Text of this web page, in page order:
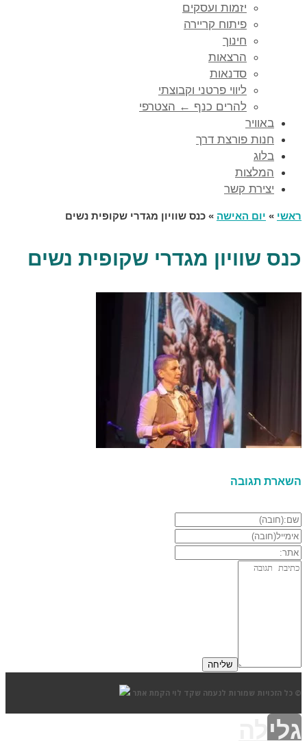
יזמות ועסקים
פיתוח קריירה
חינוך
הרצאות
סדנאות
ליווי פרטני וקבוצתי
להרים כנף ← הצטרפי
באוויר
חנות פורצת דרך
בלוג
המלצות
יצירת קשר
ראשי » יום האישה » כנס שוויון מגדרי שקופית נשים
כנס שוויון מגדרי שקופית נשים
השארת תגובה
© כל הזכויות שמורות לנעמה שקד לוי הקמת אתר
גלילה